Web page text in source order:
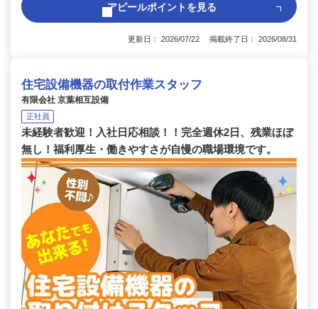
アピールポイントを見る
更新日： 2026/07/22 掲載終了日： 2026/08/31
住宅設備機器の取付作業スタッフ
有限会社 京葉相互設備
正社員
未経験者歓迎！入社日応相談！！完全週休2日、残業ほぼ
無し！福利厚生・働きやすさが自慢の職場環境です。